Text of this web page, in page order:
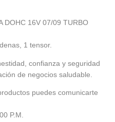
DOHC 16V 07/09 TURBO
1 tensor.
confianza y seguridad
de negocios saludable.
puedes comunicarte
P.M.